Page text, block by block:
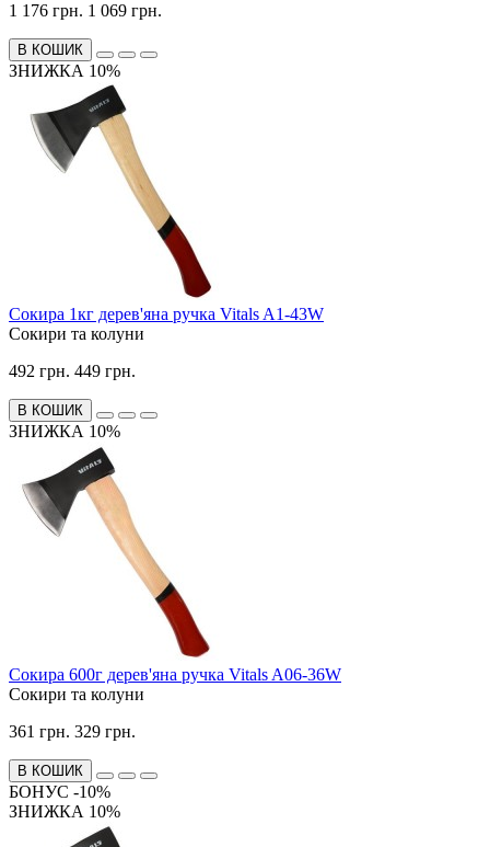
1 176 грн. 1 069 грн.
В КОШИК
ЗНИЖКА 10%
Сокира 1кг дерев'яна ручка Vitals A1-43W
Сокири та колуни
492 грн. 449 грн.
В КОШИК
ЗНИЖКА 10%
Сокира 600г дерев'яна ручка Vitals A06-36W
Сокири та колуни
361 грн. 329 грн.
В КОШИК
БОНУС -10%
ЗНИЖКА 10%